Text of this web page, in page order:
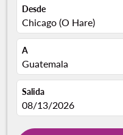
Desde
Chicago (O Hare)
A
Guatemala
Salida
fc-booking-departure-
08/13/2026